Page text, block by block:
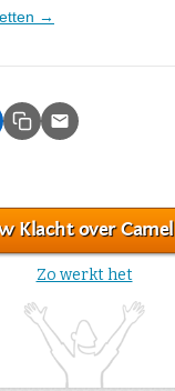
→
Klacht over Camel
Zo werkt het